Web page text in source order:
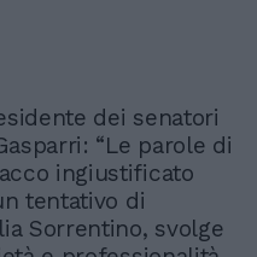
dei senatori
“Le parole di
ingiustificato
tentativo di
Sorrentino, svolge